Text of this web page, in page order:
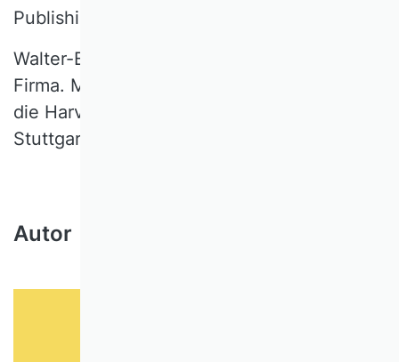
Publishing, Paris.
Walter-Busch, Emil (1989): Das Auge der
Firma. Mayos Hawthorne-Experimente und
die Harvard Business School, 1900–1960.
Stuttgart: Enke.
Autor